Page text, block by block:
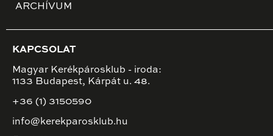
ARCHÍVUM
KAPCSOLAT
Magyar Kerékpárosklub - iroda:
1133 Budapest, Kárpát u. 48.
+36 (1) 3150590
info@kerekparosklub.hu